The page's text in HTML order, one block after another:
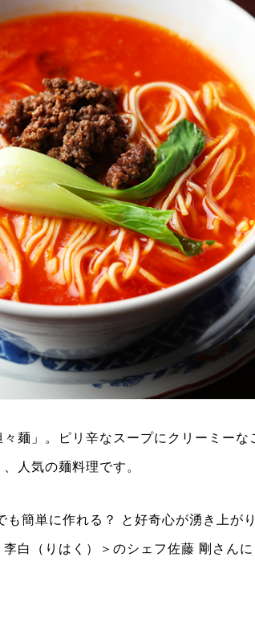
麺」。ピリ辛なスープにクリーミーな
人気の麺料理です。
も簡単に作れる？ と好奇心が湧き上が
白（りはく）＞のシェフ佐藤 剛さんに